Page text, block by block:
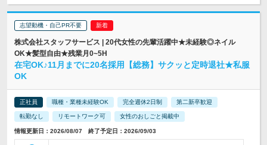
志望動機・自己PR不要
株式会社スタッフサービス | 20代女性の先輩活躍中★未経験◎ネイル
OK★髪型自由★残業月0~5H
在宅OK♪11月までに20名採用【総務】サクッと定時退社★私服
OK
正社員 職種・業種未経験OK 完全週休2日制 第二新卒歓迎
転勤なし リモートワーク可 女性のおしごと掲載中
情報更新日：2026/08/07 終了予定日：2026/09/03